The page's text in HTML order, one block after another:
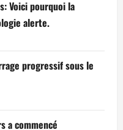
Voici pourquoi la
alerte.
progressif sous le
a commencé